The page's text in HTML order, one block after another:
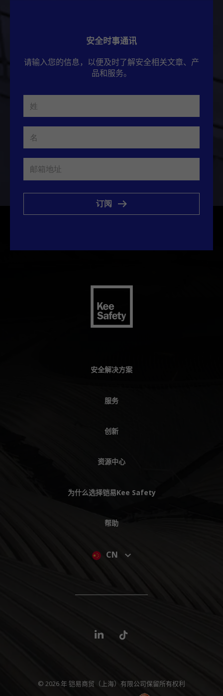
安全时事通讯
请输入您的信息，以便及时了解安全相关文章、产
品和服务。
订阅
安全解决方案
服务
创新
资源中心
为什么选择铠易Kee Safety
帮助
CN
© 2026 年 铠易商贸（上海）有限公司保留所有权利